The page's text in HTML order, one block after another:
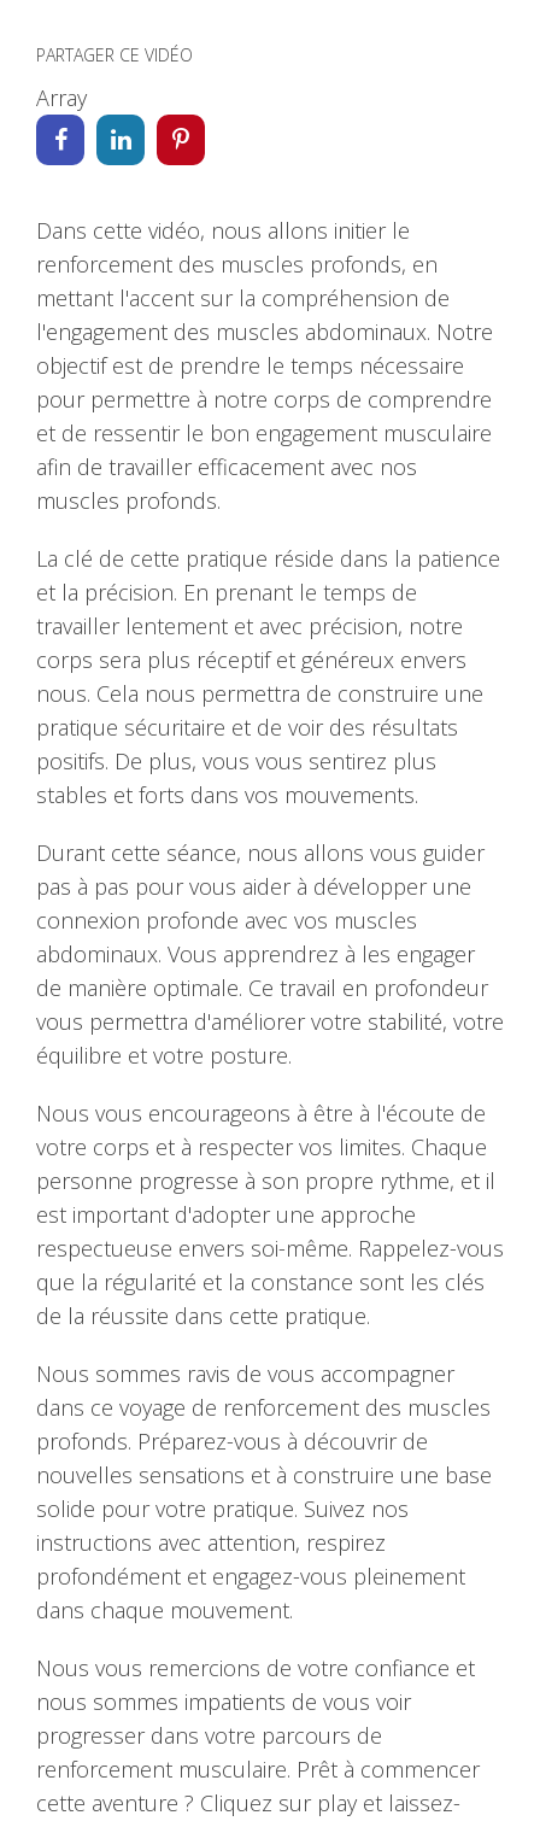
PARTAGER CE VIDÉO
Array
Dans cette vidéo, nous allons initier le
renforcement des muscles profonds, en
mettant l'accent sur la compréhension de
l'engagement des muscles abdominaux. Notre
objectif est de prendre le temps nécessaire
pour permettre à notre corps de comprendre
et de ressentir le bon engagement musculaire
afin de travailler efficacement avec nos
muscles profonds.
La clé de cette pratique réside dans la patience
et la précision. En prenant le temps de
travailler lentement et avec précision, notre
corps sera plus réceptif et généreux envers
nous. Cela nous permettra de construire une
pratique sécuritaire et de voir des résultats
positifs. De plus, vous vous sentirez plus
stables et forts dans vos mouvements.
Durant cette séance, nous allons vous guider
pas à pas pour vous aider à développer une
connexion profonde avec vos muscles
abdominaux. Vous apprendrez à les engager
de manière optimale. Ce travail en profondeur
vous permettra d'améliorer votre stabilité, votre
équilibre et votre posture.
Nous vous encourageons à être à l'écoute de
votre corps et à respecter vos limites. Chaque
personne progresse à son propre rythme, et il
est important d'adopter une approche
respectueuse envers soi-même. Rappelez-vous
que la régularité et la constance sont les clés
de la réussite dans cette pratique.
Nous sommes ravis de vous accompagner
dans ce voyage de renforcement des muscles
profonds. Préparez-vous à découvrir de
nouvelles sensations et à construire une base
solide pour votre pratique. Suivez nos
instructions avec attention, respirez
profondément et engagez-vous pleinement
dans chaque mouvement.
Nous vous remercions de votre confiance et
nous sommes impatients de vous voir
progresser dans votre parcours de
renforcement musculaire. Prêt à commencer
cette aventure ? Cliquez sur play et laissez-